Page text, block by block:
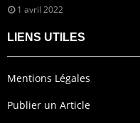
1 avril 2022
LIENS UTILES
Mentions Légales
Publier un Article